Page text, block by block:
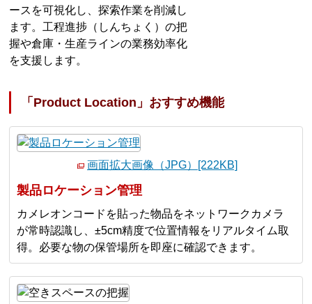
ースを可視化し、探索作業を削減し
ます。工程進捗（しんちょく）の把
握や倉庫・生産ラインの業務効率化
を支援します。
「Product Location」おすすめ機能
画面拡大画像（JPG）[222KB]
製品ロケーション管理
カメレオンコードを貼った物品をネットワークカメラ
が常時認識し、±5cm精度で位置情報をリアルタイム取
得。必要な物の保管場所を即座に確認できます。